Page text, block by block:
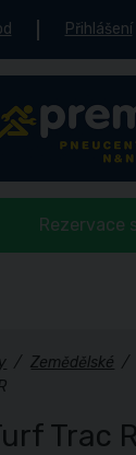
Přihlášení
Rezervace
/ Zemědělské /
Trac